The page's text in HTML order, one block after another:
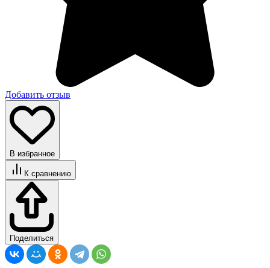
Добавить отзыв
В избранное
К сравнению
Поделиться